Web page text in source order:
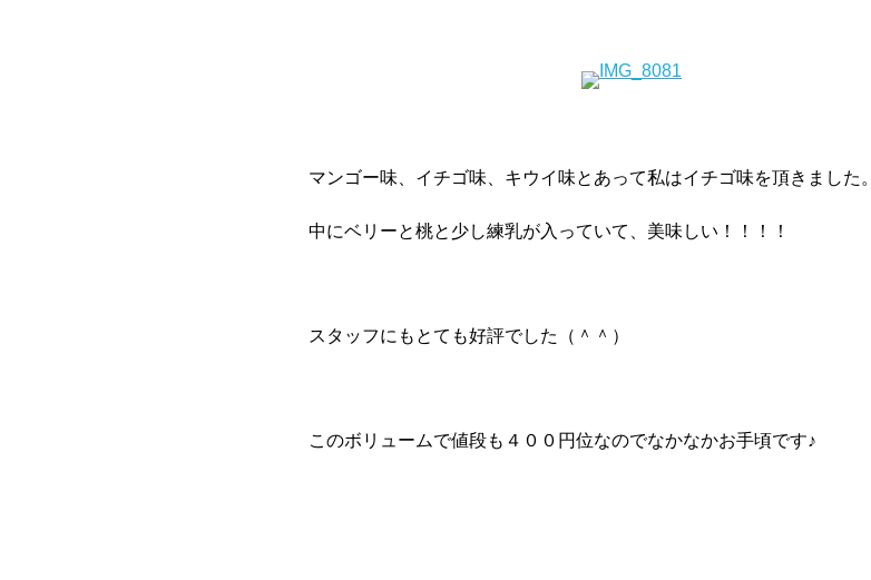
マンゴー味、イチゴ味、キウイ味とあって私はイチゴ味を頂きました。
中にベリーと桃と少し練乳が入っていて、美味しい！！！！
スタッフにもとても好評でした（＾＾）
このボリュームで値段も４００円位なのでなかなかお手頃です♪